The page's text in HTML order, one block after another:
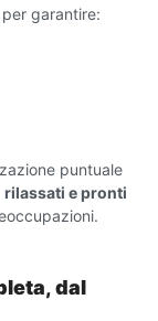
garantire:
puntuale
rilassati e pronti
dal